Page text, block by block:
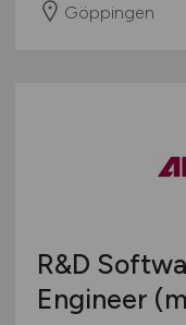
Göppingen
R&D
Engineer